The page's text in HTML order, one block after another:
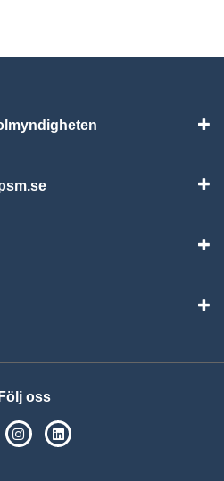
Följ oss
SPSM på Facebook
SPSM på Instagram